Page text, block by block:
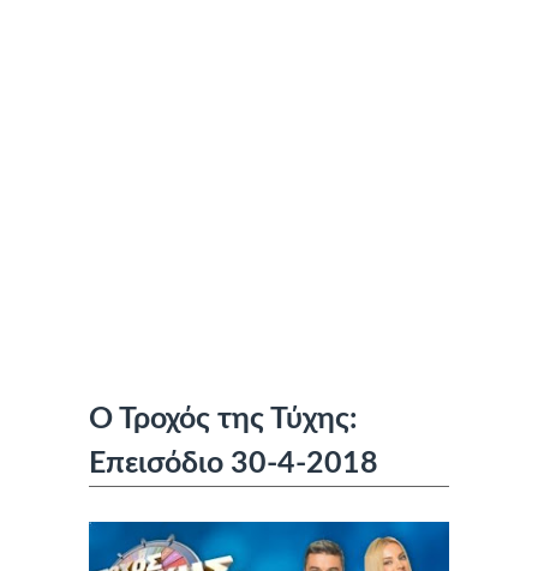
Ο Τροχός της Τύχης:
Επεισόδιο 30-4-2018